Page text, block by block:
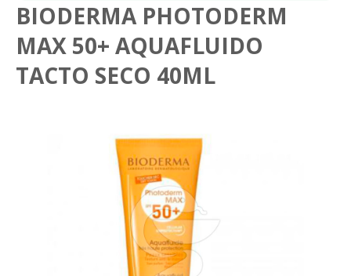
BIODERMA PHOTODERM
MAX 50+ AQUAFLUIDO
TACTO SECO 40ML